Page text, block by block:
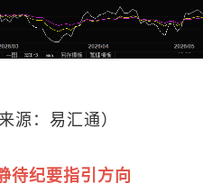
源：易汇通）
待纪要指引方向